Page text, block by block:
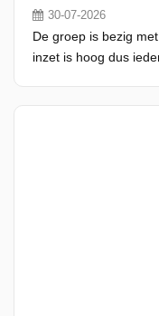
30-07-2026
De groep is bezig
inzet is hoog dus